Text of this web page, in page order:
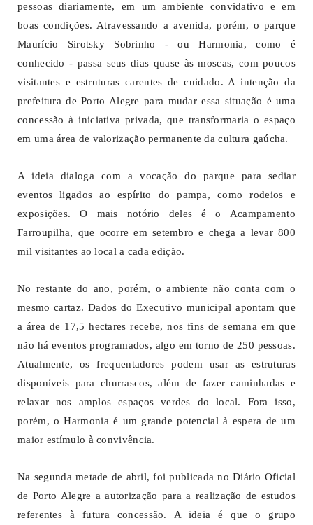
pessoas diariamente, em um ambiente convidativo e em
boas condições. Atravessando a avenida, porém, o parque
Maurício Sirotsky Sobrinho - ou Harmonia, como é
conhecido - passa seus dias quase às moscas, com poucos
visitantes e estruturas carentes de cuidado. A intenção da
prefeitura de Porto Alegre para mudar essa situação é uma
concessão à iniciativa privada, que transformaria o espaço
em uma área de valorização permanente da cultura gaúcha.
A ideia dialoga com a vocação do parque para sediar
eventos ligados ao espírito do pampa, como rodeios e
exposições. O mais notório deles é o Acampamento
Farroupilha, que ocorre em setembro e chega a levar 800
mil visitantes ao local a cada edição.
No restante do ano, porém, o ambiente não conta com o
mesmo cartaz. Dados do Executivo municipal apontam que
a área de 17,5 hectares recebe, nos fins de semana em que
não há eventos programados, algo em torno de 250 pessoas.
Atualmente, os frequentadores podem usar as estruturas
disponíveis para churrascos, além de fazer caminhadas e
relaxar nos amplos espaços verdes do local. Fora isso,
porém, o Harmonia é um grande potencial à espera de um
maior estímulo à convivência.
Na segunda metade de abril, foi publicada no Diário Oficial
de Porto Alegre a autorização para a realização de estudos
referentes à futura concessão. A ideia é que o grupo